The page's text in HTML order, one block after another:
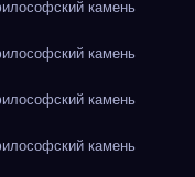
камень
камень
камень
камень